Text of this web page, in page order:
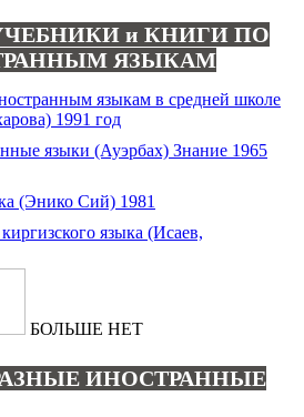
и КНИГИ ПО
ЯЗЫКАМ
БОЛЬШЕ НЕТ
РАЗНЫЕ ИНОСТРАННЫЕ